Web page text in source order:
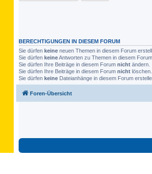
BERECHTIGUNGEN IN DIESEM FORUM
Sie dürfen keine neuen Themen in diesem Forum
Sie dürfen keineAntworten zu Themen in diesem
Sie dürfen Ihre Beiträge in diesem Forum nicht ändern.
Sie dürfen Ihre Beiträge in diesem Forum nicht löschen.
Sie dürfen keine Dateianhänge in diesem Forum
Foren-Übersicht